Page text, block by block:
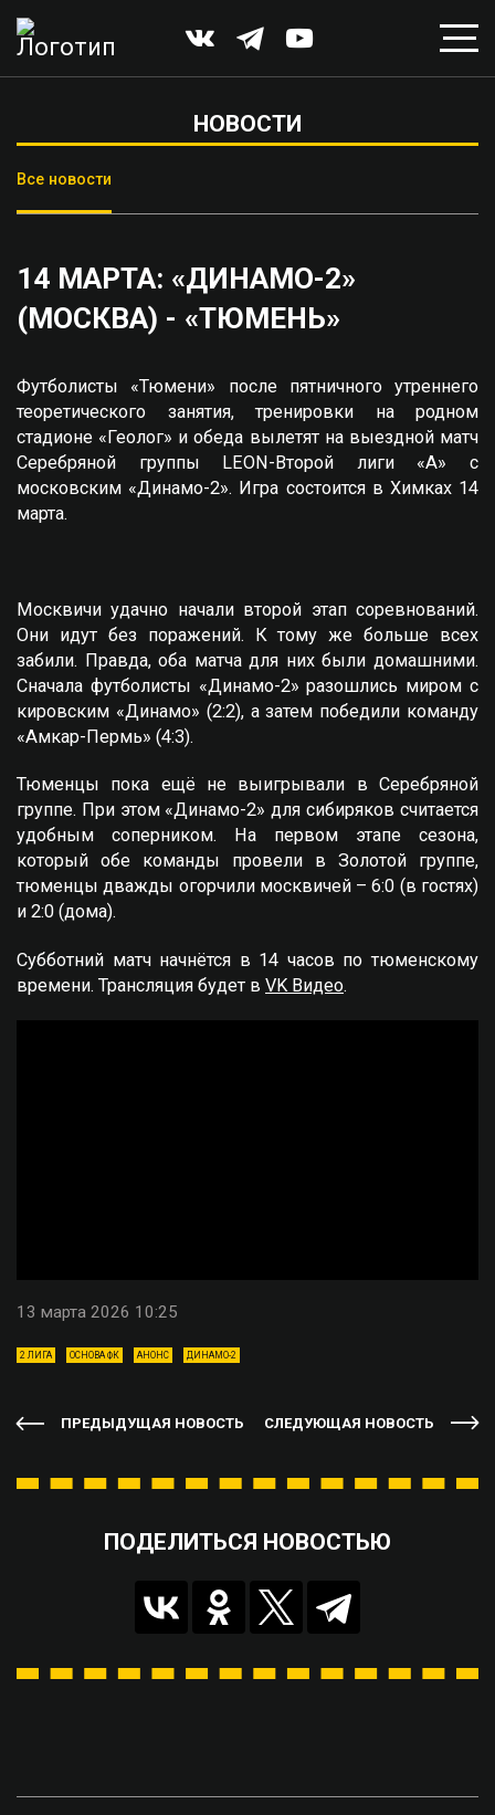
НОВОСТИ
Все новости
14 МАРТА: «ДИНАМО-2»
(МОСКВА) - «ТЮМЕНЬ»
Футболисты «Тюмени» после пятничного утреннего
теоретического занятия, тренировки на родном
стадионе «Геолог» и обеда вылетят на выездной матч
Серебряной группы LEON-Второй лиги «А» с
московским «Динамо-2». Игра состоится в Химках 14
марта.
Москвичи удачно начали второй этап соревнований.
Они идут без поражений. К тому же больше всех
забили. Правда, оба матча для них были домашними.
Сначала футболисты «Динамо-2» разошлись миром с
кировским «Динамо» (2:2), а затем победили команду
«Амкар-Пермь» (4:3).
Тюменцы пока ещё не выигрывали в Серебряной
группе. При этом «Динамо-2» для сибиряков считается
удобным соперником. На первом этапе сезона,
который обе команды провели в Золотой группе,
тюменцы дважды огорчили москвичей – 6:0 (в гостях)
и 2:0 (дома).
Субботний матч начнётся в 14 часов по тюменскому
времени. Трансляция будет в VK Видео.
13 марта 2026 10:25
2 ЛИГА ОСНОВА ФК АНОНС ДИНАМО-2
ПРЕДЫДУЩАЯ НОВОСТЬ СЛЕДУЮЩАЯ НОВОСТЬ
ПОДЕЛИТЬСЯ НОВОСТЬЮ